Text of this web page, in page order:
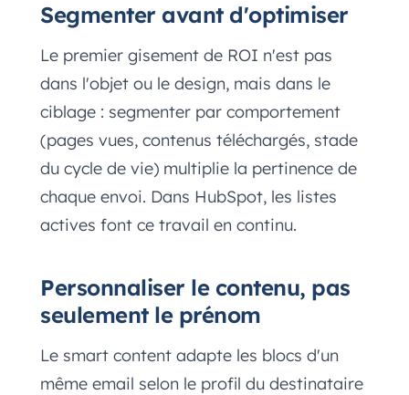
Segmenter avant d'optimiser
Le premier gisement de ROI n'est pas
dans l'objet ou le design, mais dans le
ciblage : segmenter par comportement
(pages vues, contenus téléchargés, stade
du cycle de vie) multiplie la pertinence de
chaque envoi. Dans HubSpot, les listes
actives font ce travail en continu.
Personnaliser le contenu, pas
seulement le prénom
Le smart content adapte les blocs d'un
même email selon le profil du destinataire